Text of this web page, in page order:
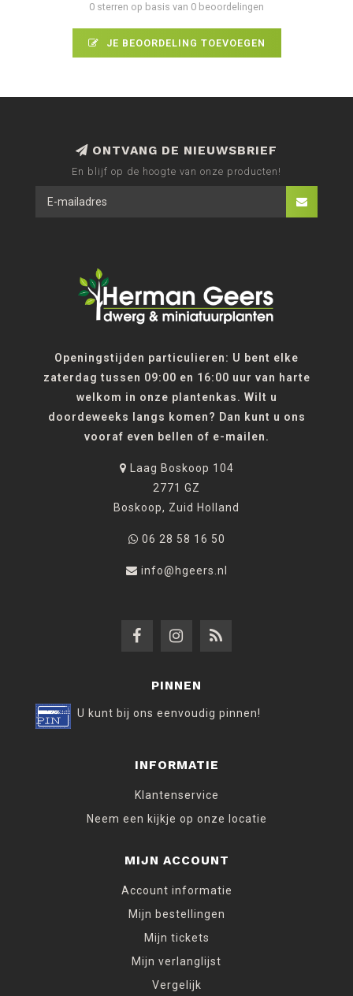
0 sterren op basis van 0 beoordelingen
JE BEOORDELING TOEVOEGEN
ONTVANG DE NIEUWSBRIEF
En blijf op de hoogte van onze producten!
Openingstijden particulieren: U bent elke
zaterdag tussen 09:00 en 16:00 uur van harte
welkom in onze plantenkas. Wilt u
doordeweeks langs komen? Dan kunt u ons
vooraf even bellen of e-mailen.
Laag Boskoop 104
2771 GZ
Boskoop, Zuid Holland
06 28 58 16 50
info@hgeers.nl
PINNEN
U kunt bij ons eenvoudig pinnen!
INFORMATIE
Klantenservice
Neem een kijkje op onze locatie
MIJN ACCOUNT
Account informatie
Mijn bestellingen
Mijn tickets
Mijn verlanglijst
Vergelijk